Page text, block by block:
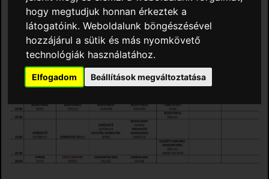
hogy megtudjuk honnan érkeztek a
látogatóink. Weboldalunk böngészésével
hozzájárul a sütik és más nyomkövető
technológiák használatához.
Elfogadom Beállítások megváltoztatása